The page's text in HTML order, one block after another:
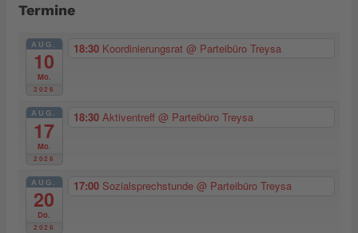
Termine
AUG.
10
Mo.
2026
18:30 Koordinierungsrat @ Parteibüro Treysa
AUG.
17
Mo.
2026
18:30 Aktiventreff @ Parteibüro Treysa
AUG.
20
Do.
2026
17:00 Sozialsprechstunde @ Parteibüro Treysa